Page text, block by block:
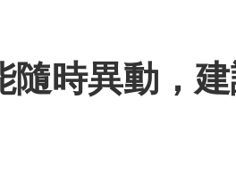
時異動，